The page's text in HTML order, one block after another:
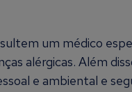
um médico
alérgicas. Além
e ambiental e